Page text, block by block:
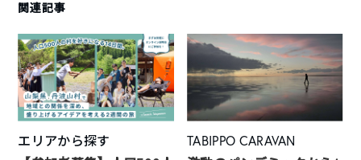
関連記事
エリアから探す
TABIPPO CARAVAN